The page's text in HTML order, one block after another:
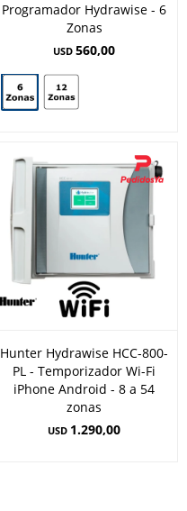
Programador Hydrawise - 6
Zonas
USD 560,00
Hunter Hydrawise HCC-800-
PL - Temporizador Wi-Fi
iPhone Android - 8 a 54
zonas
USD 1.290,00